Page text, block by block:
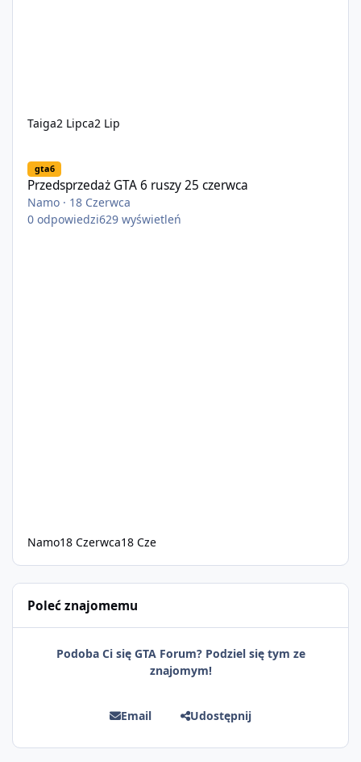
Taiga2 Lipca2 Lip
gta6
Przedsprzedaż GTA 6 ruszy 25 czerwca
Namo · 18 Czerwca
0 odpowiedzi629 wyświetleń
Namo18 Czerwca18 Cze
Poleć znajomemu
Podoba Ci się GTA Forum? Podziel się tym ze
znajomym!
Email Udostępnij